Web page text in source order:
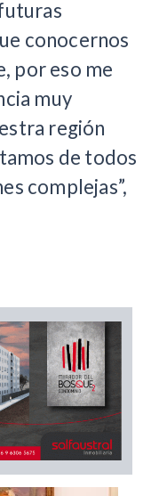
conocernos
por eso me
muy
región
de todos
complejas”,